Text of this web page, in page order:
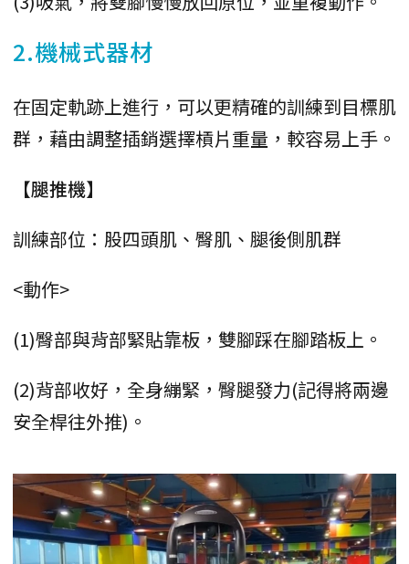
2.機械式器材
在固定軌跡上進行，可以更精確的訓練到目標肌
群，藉由調整插銷選擇槓片重量，較容易上手。
【腿推機】
訓練部位：股四頭肌、臀肌、腿後側肌群
<動作>
(1)臀部與背部緊貼靠板，雙腳踩在腳踏板上。
(2)背部收好，全身繃緊，臀腿發力(記得將兩邊
安全桿往外推)。